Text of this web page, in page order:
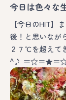
今日は色々な
【今日のHIT】
後！と思いなが
２７℃を超えて
^♪ ＝☆＝★＝